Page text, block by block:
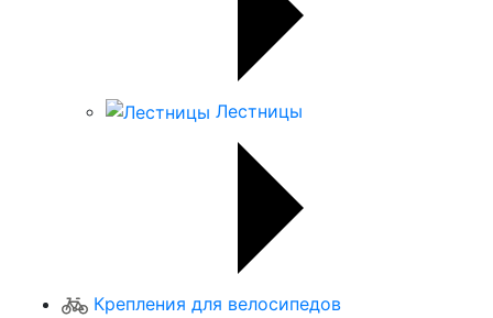
Лестницы
Крепления для велосипедов